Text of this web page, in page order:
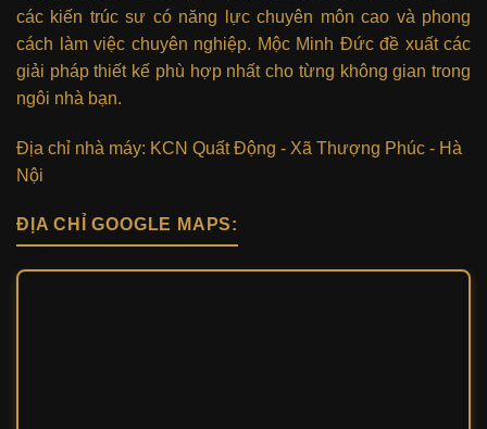
các kiến trúc sư có năng lực chuyên môn cao và phong
cách làm việc chuyên nghiệp. Mộc Minh Đức đề xuất các
giải pháp thiết kế phù hợp nhất cho từng không gian trong
ngôi nhà bạn.
Địa chỉ nhà máy: KCN Quất Động - Xã Thượng Phúc - Hà
Nội
ĐỊA CHỈ GOOGLE MAPS: